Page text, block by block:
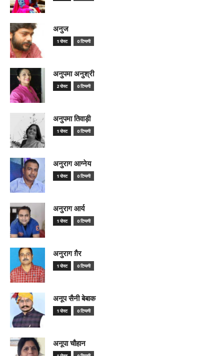
अनुज
1 पोस्ट 0 टिप्पणी
अनुपमा अनुश्री
2 पोस्ट 0 टिप्पणी
अनुपमा तिवाड़ी
1 पोस्ट 0 टिप्पणी
अनुराग आग्नेय
1 पोस्ट 0 टिप्पणी
अनुराग आर्य
1 पोस्ट 0 टिप्पणी
अनुराग ग़ैर
1 पोस्ट 0 टिप्पणी
अनूप सैनी बेबाक
1 पोस्ट 0 टिप्पणी
अनूपा चौहान